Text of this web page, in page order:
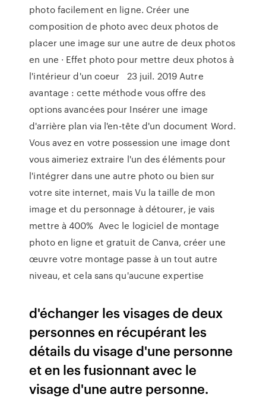
photo facilement en ligne. Créer une
composition de photo avec deux photos de
placer une image sur une autre de deux photos
en une · Effet photo pour mettre deux photos à
l'intérieur d'un coeur 23 juil. 2019 Autre
avantage : cette méthode vous offre des
options avancées pour Insérer une image
d'arrière plan via l'en-tête d'un document Word.
Vous avez en votre possession une image dont
vous aimeriez extraire l'un des éléments pour
l'intégrer dans une autre photo ou bien sur
votre site internet, mais Vu la taille de mon
image et du personnage à détourer, je vais
mettre à 400% Avec le logiciel de montage
photo en ligne et gratuit de Canva, créer une
œuvre votre montage passe à un tout autre
niveau, et cela sans qu'aucune expertise
d'échanger les visages de deux
personnes en récupérant les
détails du visage d'une personne
et en les fusionnant avec le
visage d'une autre personne.